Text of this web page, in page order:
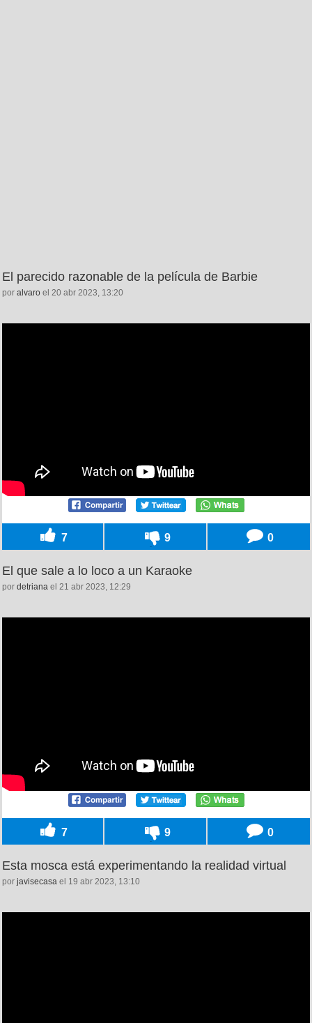
El parecido razonable de la película de Barbie
por alvaro el 20 abr 2023, 13:20
7 9 0
El que sale a lo loco a un Karaoke
por detriana el 21 abr 2023, 12:29
7 9 0
Esta mosca está experimentando la realidad virtual
por javisecasa el 19 abr 2023, 13:10